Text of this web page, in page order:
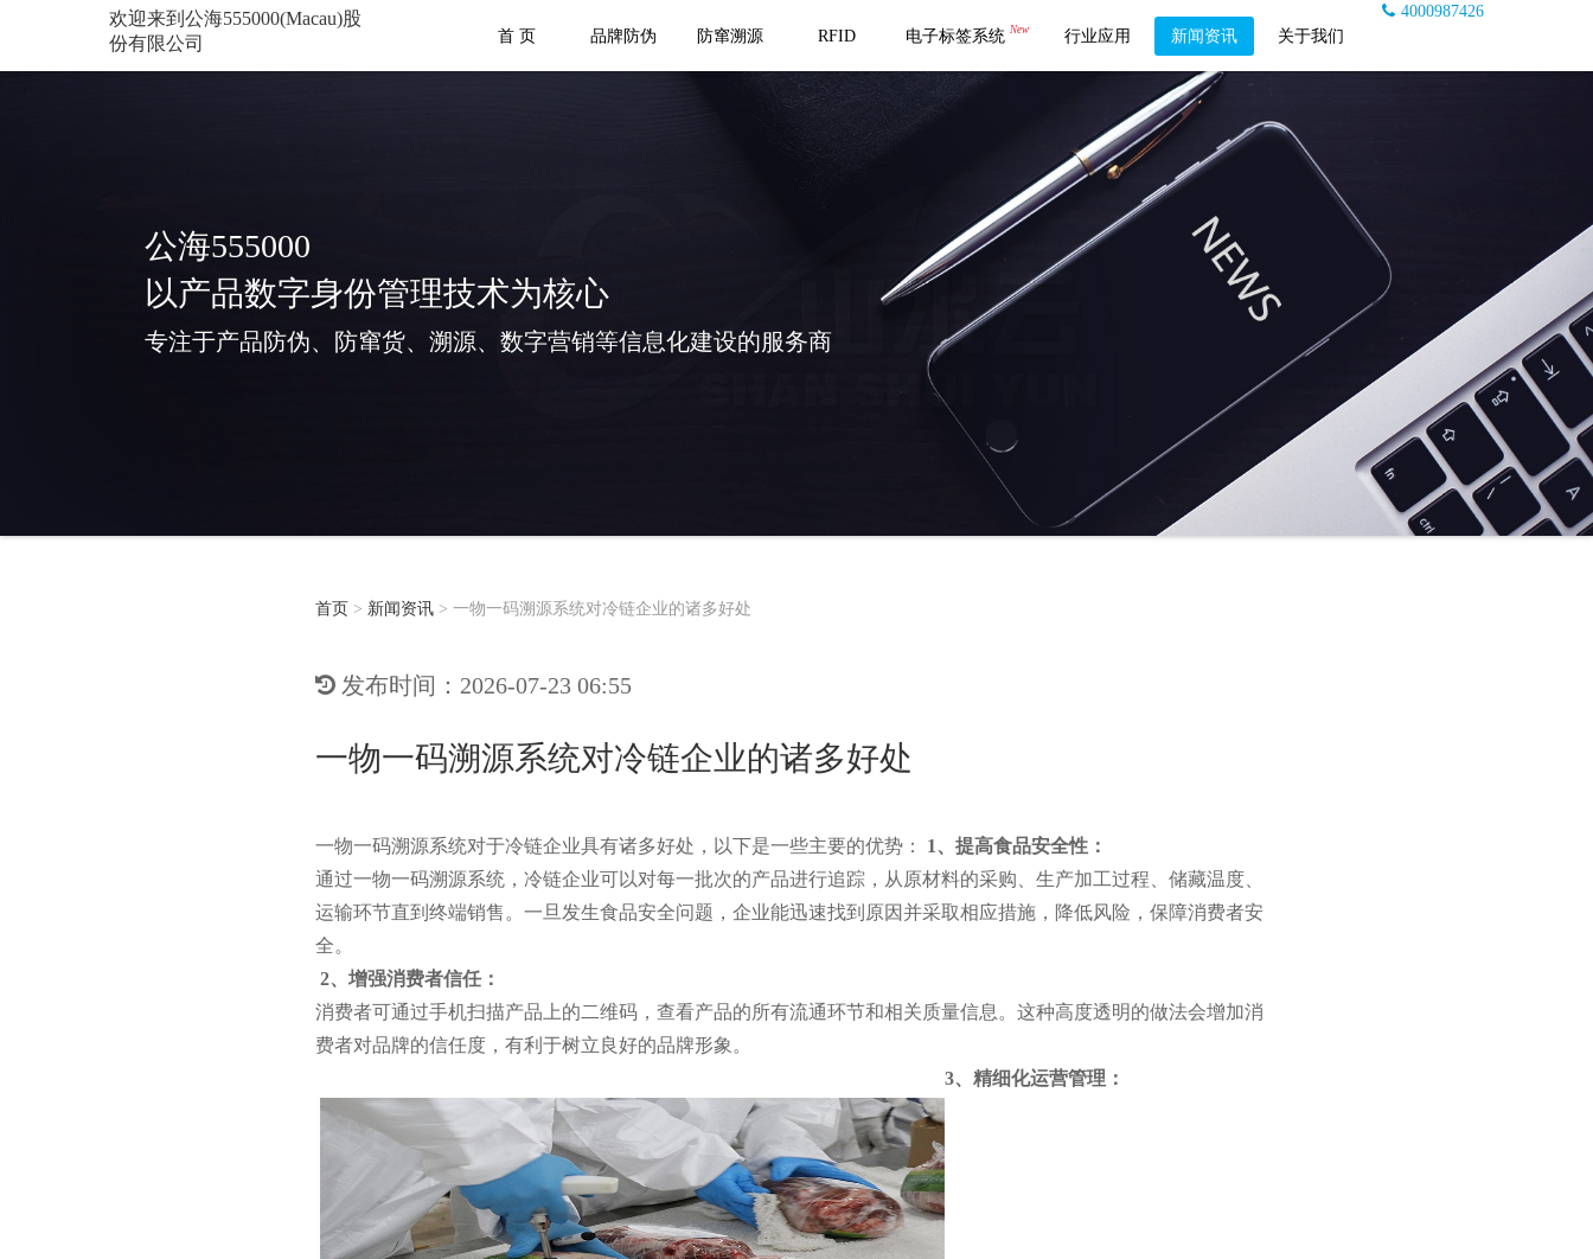
欢迎来到公海555000(Macau)股
份有限公司
4000987426
首 页
品牌防伪 防窜溯源 RFID 电子标签系统 New 行业应用 新闻资讯 关于我们
公海555000
以产品数字身份管理技术为核心
专注于产品防伪、防窜货、溯源、数字营销等信息化建设的服务商
首页 > 新闻资讯 > 一物一码溯源系统对冷链企业的诸多好处
发布时间：2026-07-23 06:55
一物一码溯源系统对冷链企业的诸多好处
一物一码溯源系统对于冷链企业具有诸多好处，以下是一些主要的优势：
1、提高食品安全性：
通过一物一码溯源系统，冷链企业可以对每一批次的产品进行追踪，从原材料的采购、生产加工过程、储藏温度、
运输环节直到终端销售。一旦发生食品安全问题，企业能迅速找到原因并采取相应措施，降低风险，保障消费者安
全。
2、增强消费者信任：
消费者可通过手机扫描产品上的二维码，查看产品的所有流通环节和相关质量信息。这种高度透明的做法会增加消
费者对品牌的信任度，有利于树立良好的品牌形象。
3、精细化运营管理：